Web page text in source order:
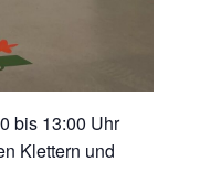
bis 13:00 Uhr
Klettern und